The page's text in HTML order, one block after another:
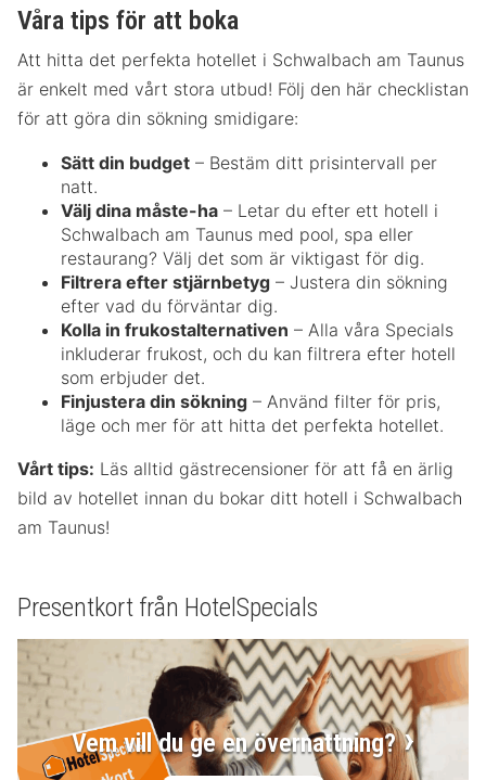
Våra tips för att boka
Att hitta det perfekta hotellet i Schwalbach am Taunus
är enkelt med vårt stora utbud! Följ den här checklistan
för att göra din sökning smidigare:
Sätt din budget – Bestäm ditt prisintervall per
natt.
Välj dina måste-ha – Letar du efter ett hotell i
Schwalbach am Taunus med pool, spa eller
restaurang? Välj det som är viktigast för dig.
Filtrera efter stjärnbetyg – Justera din sökning
efter vad du förväntar dig.
Kolla in frukostalternativen – Alla våra Specials
inkluderar frukost, och du kan filtrera efter hotell
som erbjuder det.
Finjustera din sökning – Använd filter för pris,
läge och mer för att hitta det perfekta hotellet.
Vårt tips: Läs alltid gästrecensioner för att få en ärlig
bild av hotellet innan du bokar ditt hotell i Schwalbach
am Taunus!
Presentkort från HotelSpecials
Vem vill du ge en övernattning?